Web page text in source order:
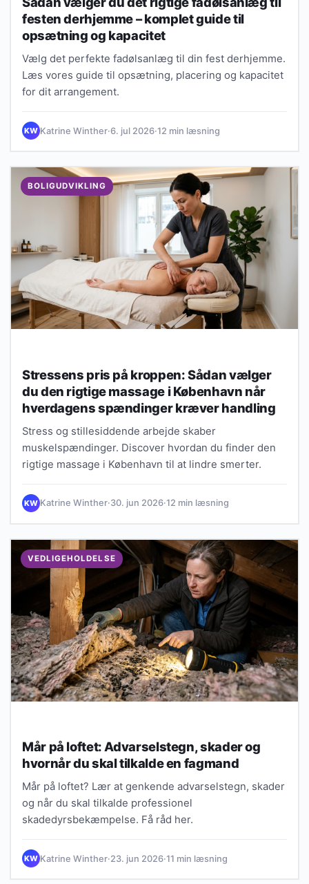
festen derhjemme – komplet guide til
opsætning og kapacitet
Vælg det perfekte fadølsanlæg til din fest derhjemme.
Læs vores guide til opsætning, placering og kapacitet
for dit arrangement.
KW Katrine Winther·6. jul 2026·12 min læsning
BOLIGUDVIKLING
Stressens pris på kroppen: Sådan vælger
du den rigtige massage i København når
hverdagens spændinger kræver handling
Stress og stillesiddende arbejde skaber
muskelspændinger. Discover hvordan du finder den
rigtige massage i København til at lindre smerter.
KW Katrine Winther·30. jun 2026·12 min læsning
VEDLIGEHOLDELSE
Mår på loftet: Advarselstegn, skader og
hvornår du skal tilkalde en fagmand
Mår på loftet? Lær at genkende advarselstegn, skader
og når du skal tilkalde professionel
skadedyrsbekæmpelse. Få råd her.
KW Katrine Winther·23. jun 2026·11 min læsning